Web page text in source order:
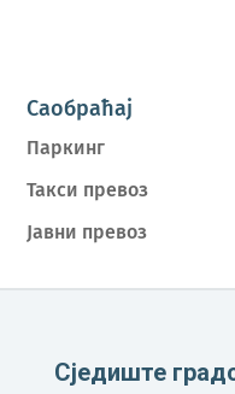
Саобраћај
Паркинг
Такси превоз
Јавни превоз
Сједиште